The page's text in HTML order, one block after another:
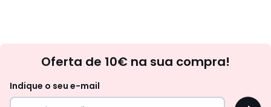
Oferta de 10€ na sua compra!
Indique o seu e-mail
OK